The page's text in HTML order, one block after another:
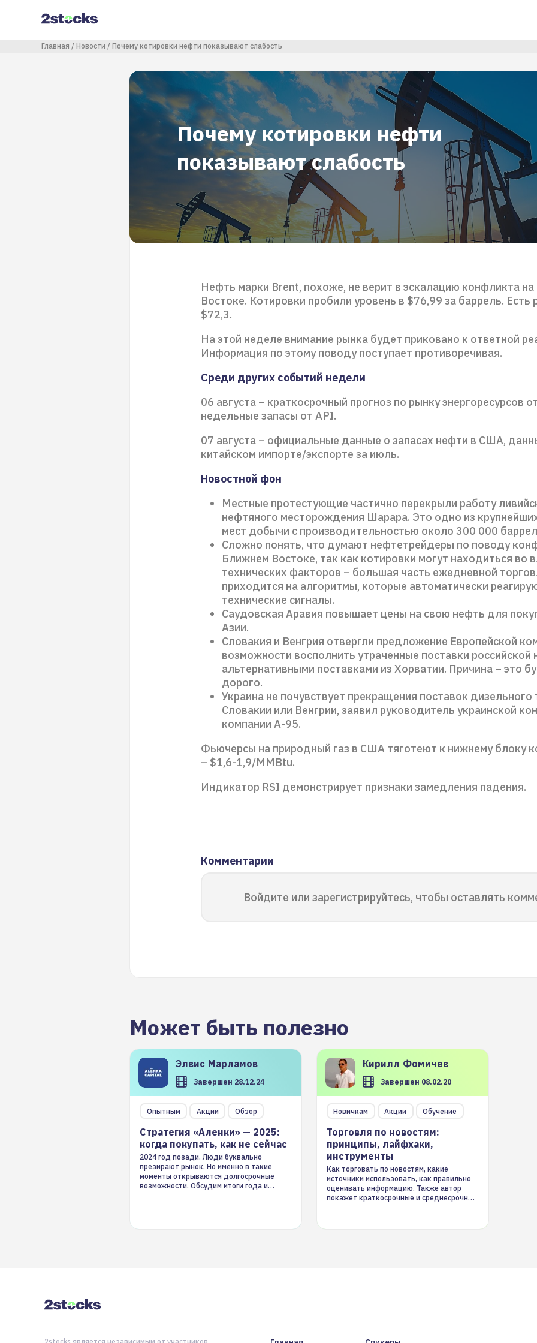
содержанию
Строка навигации
Главная Новости Почему котировки нефти показывают слабость
Почему котировки нефти
показывают слабость
Нефть марки Brent, похоже, не верит в эскалацию конфликта
Востоке. Котировки пробили уровень в $76,99 за баррель. Есть
$72,3.
На этой неделе внимание рынка будет приковано к ответной
Информация по этому поводу поступает противоречивая.
Среди других событий недели
06 августа – краткосрочный прогноз по рынку энергоресурсов
недельные запасы от API.
07 августа – официальные данные о запасах нефти в США,
китайском импорте/экспорте за июль.
Новостной фон
Местные протестующие частично перекрыли работу
нефтяного месторождения Шарара. Это одно из
мест добычи с производительностью около 300 000
Сложно понять, что думают нефтетрейдеры по поводу
Ближнем Востоке, так как котировки могут находиться во
технических факторов – большая часть ежедневной
приходится на алгоритмы, которые автоматически
технические сигналы.
Саудовская Аравия повышает цены на свою нефть для
Азии.
Словакия и Венгрия отвергли предложение Европейской
возможности восполнить утраченные поставки российской
альтернативными поставками из Хорватии. Причина – это
дорого.
Украина не почувствует прекращения поставок дизельного
Словакии или Венгрии, заявил руководитель украинской
компании А-95.
Фьючерсы на природный газ в США тяготеют к нижнему блоку
– $1,6-1,9/MMBtu.
Индикатор RSI демонстрирует признаки замедления падения.
Комментарии
Войдите или зарегистрируйтесь, чтобы оставлять
Может быть полезно
Элвис Марламов
Завершен 28.12.24
Опытным Акции Обзор
Стратегия «Аленки» — 2025:
когда покупать, как не сейчас
2024 год позади. Люди буквально
презирают рынок. Но именно в такие
моменты открываются долгосрочные
возможности. Обсудим итоги года и
Кирилл Фомичев
Завершен 08.02.20
Новичкам Акции Обучение
Торговля по новостям:
принципы, лайфхаки,
инструменты
Как торговать по новостям, какие
источники использовать, как правильно
оценивать информацию. Также автор
покажет краткосрочные и среднесрочные